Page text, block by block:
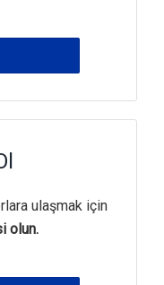
ulaşmak için
olun.